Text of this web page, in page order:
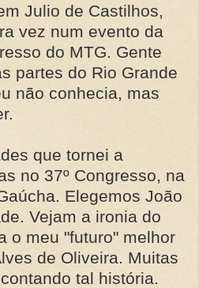
Julio de Castilhos,
vez num evento da
do MTG. Gente
partes do Rio Grande
não conhecia, mas
que tornei a
no 37º Congresso, na
Elegemos João
Vejam a ironia do
o meu "futuro" melhor
de Oliveira. Muitas
tal história.